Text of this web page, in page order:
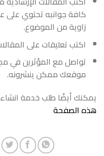
كافة جوانبه تحتوي
زاوية من الموضوع.
اكتب تعليقات على
تواصل مع المؤثرين في
موقعك ممكن ينشرونه.
يمكنك أيضًا طلب خدمة
هذه الصفحة